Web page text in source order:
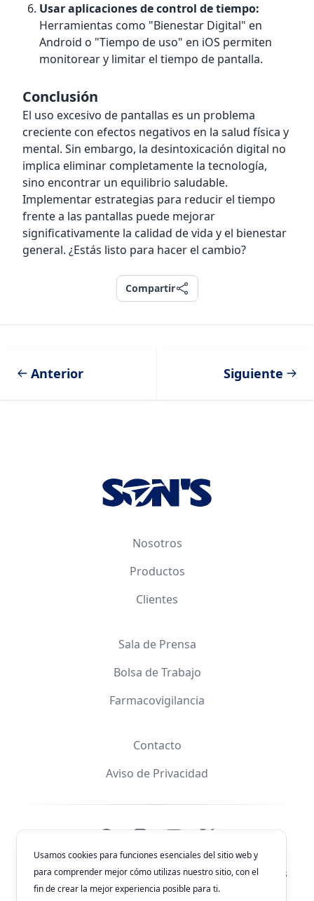
Usar aplicaciones de control de tiempo:
Herramientas como "Bienestar Digital" en
Android o "Tiempo de uso" en iOS permiten
monitorear y limitar el tiempo de pantalla.
Conclusión
El uso excesivo de pantallas es un problema
creciente con efectos negativos en la salud física y
mental. Sin embargo, la desintoxicación digital no
implica eliminar completamente la tecnología,
sino encontrar un equilibrio saludable.
Implementar estrategias para reducir el tiempo
frente a las pantallas puede mejorar
significativamente la calidad de vida y el bienestar
general. ¿Estás listo para hacer el cambio?
Compartir
Compartir
Anterior Siguiente
Nosotros
Productos
Clientes
Sala de Prensa
Bolsa de Trabajo
Farmacovigilancia
Contacto
Aviso de Privacidad
FacebookInstagramYouTube
X
© 2026Laboratorios Química Son's. Todos los derechos
reservados.
Usamos cookies para funciones esenciales del sitio web y
para comprender mejor cómo utilizas nuestro sitio, con el
fin de crear la mejor experiencia posible para ti.